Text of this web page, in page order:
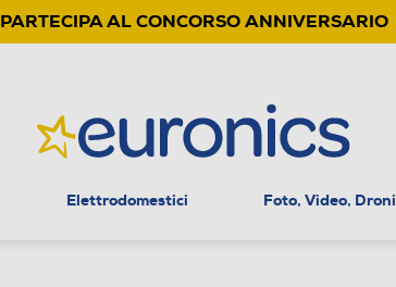
PARTECIPA AL CONCORSO ANNIVERSARIO
Elettrodomestici Foto, Video, Droni